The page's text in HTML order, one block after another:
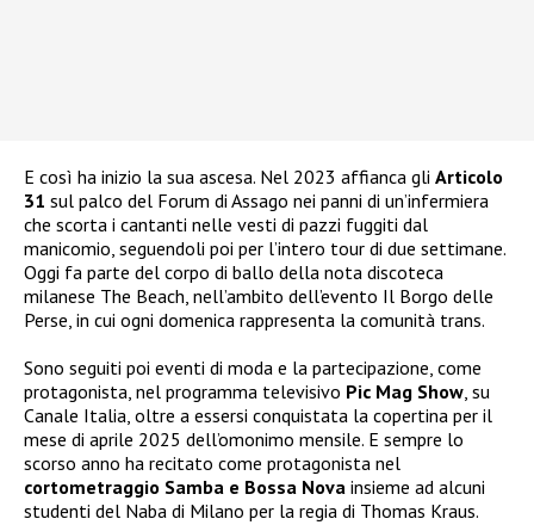
E così ha inizio la sua ascesa. Nel 2023 affianca gli Articolo
31 sul palco del Forum di Assago nei panni di un’infermiera
che scorta i cantanti nelle vesti di pazzi fuggiti dal
manicomio, seguendoli poi per l’intero tour di due settimane.
Oggi fa parte del corpo di ballo della nota discoteca
milanese The Beach, nell’ambito dell’evento Il Borgo delle
Perse, in cui ogni domenica rappresenta la comunità trans.
Sono seguiti poi eventi di moda e la partecipazione, come
protagonista, nel programma televisivo Pic Mag Show, su
Canale Italia, oltre a essersi conquistata la copertina per il
mese di aprile 2025 dell’omonimo mensile. E sempre lo
scorso anno ha recitato come protagonista nel
cortometraggio Samba e Bossa Nova insieme ad alcuni
studenti del Naba di Milano per la regia di Thomas Kraus.